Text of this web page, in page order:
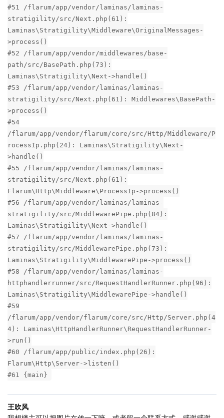
#51 /flarum/app/vendor/laminas/laminas-
stratigility/src/Next.php(61):
Laminas\Stratigility\Middleware\OriginalMessages-
>process()
#52 /flarum/app/vendor/middlewares/base-
path/src/BasePath.php(73):
Laminas\Stratigility\Next->handle()
#53 /flarum/app/vendor/laminas/laminas-
stratigility/src/Next.php(61): Middlewares\BasePath-
>process()
#54
/flarum/app/vendor/flarum/core/src/Http/Middleware/P
rocessIp.php(24): Laminas\Stratigility\Next-
>handle()
#55 /flarum/app/vendor/laminas/laminas-
stratigility/src/Next.php(61):
Flarum\Http\Middleware\ProcessIp->process()
#56 /flarum/app/vendor/laminas/laminas-
stratigility/src/MiddlewarePipe.php(84):
Laminas\Stratigility\Next->handle()
#57 /flarum/app/vendor/laminas/laminas-
stratigility/src/MiddlewarePipe.php(73):
Laminas\Stratigility\MiddlewarePipe->process()
#58 /flarum/app/vendor/laminas/laminas-
httphandlerrunner/src/RequestHandlerRunner.php(96):
Laminas\Stratigility\MiddlewarePipe->handle()
#59
/flarum/app/vendor/flarum/core/src/Http/Server.php(4
4): Laminas\HttpHandlerRunner\RequestHandlerRunner-
>run()
#60 /flarum/app/public/index.php(26):
Flarum\Http\Server->listen()
#61 {main}
王吹风